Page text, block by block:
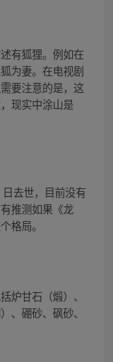
有狐狸。例如在
为妻。在电视剧
要注意的是，这
现实中涂山是
去世，目前没有
推测如果《龙
格局。
炉甘石（煅）、
、硼砂、砜砂、